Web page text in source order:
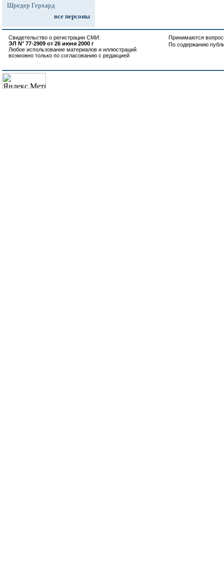
Шредер Герхард
все персоны
Свидетельство о регистрации СМИ:
ЭЛ N° 77-2909 от 26 июня 2000 г
Любое использование материалов и иллюстраций
возможно только по согласованию с редакцией
Принимаются
По содержанию